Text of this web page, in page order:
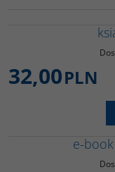
32,00PLN
e-